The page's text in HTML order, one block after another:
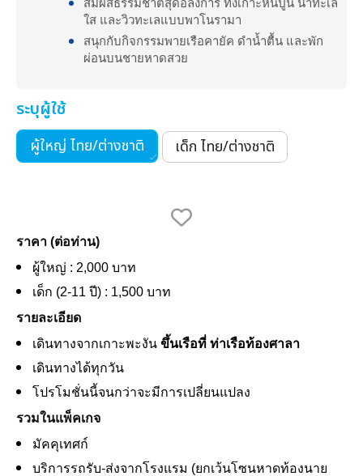
สัมผัสธรรมชาติสุดอลังการ ทั้งเกาะหินปูน น้ำทะเล
ใส และวิวทะเลแบบพาโนรามา
สนุกกับกิจกรรมพายเรือคายัค ดำน้ำตื้น และพัก
ผ่อนบนชายหาดสวย
ระบุผู้ใช้
ผู้ใหญ่ ไทย/ต่างชาติ เด็ก ไทย/ต่างชาติ
ราคา (ต่อท่าน)
ผู้ใหญ่ : 2,000 บาท
เด็ก (2-11 ปี) : 1,500 บาท
รายละเอียด
เดินทางจากเกาะพะงัน ขึ้นเรือที่ ท่าเรือท้องศาลา
เดินทางได้ทุกวัน
โปรโมชั่นนี้จนกว่าจะมีการเปลี่ยนแปลง
รวมในแพ็คเกจ
มัคคุเทศก์
บริการรถรับ-ส่งจากโรงแรม (ยกเว้นโซนหาดท้องนาย